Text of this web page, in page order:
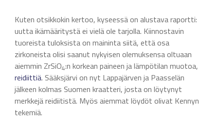
Kuten otsikkokin kertoo, kyseessä on alustava raportti:
uutta ikämääritystä ei vielä ole tarjolla. Kiinnostavin
tuoreista tuloksista on maininta siitä, että osa
zirkoneista olisi saanut nykyisen olemuksensa oltuaan
aiemmin ZrSiO4:n korkean paineen ja lämpötilan muotoa,
reidiittiä. Sääksjärvi on nyt Lappajärven ja Paasselän
jälkeen kolmas Suomen kraatteri, josta on löytynyt
merkkejä reidiitistä. Myös aiemmat löydöt olivat Kennyn
tekemiä.